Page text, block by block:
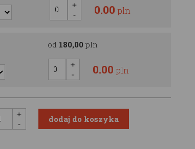
0.00 pln
od 180,00 pln
0.00 pln